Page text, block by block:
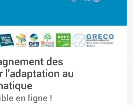
des
au
en ligne !